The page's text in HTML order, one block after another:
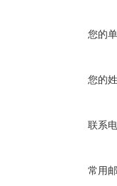
您的
您的
联系
常用